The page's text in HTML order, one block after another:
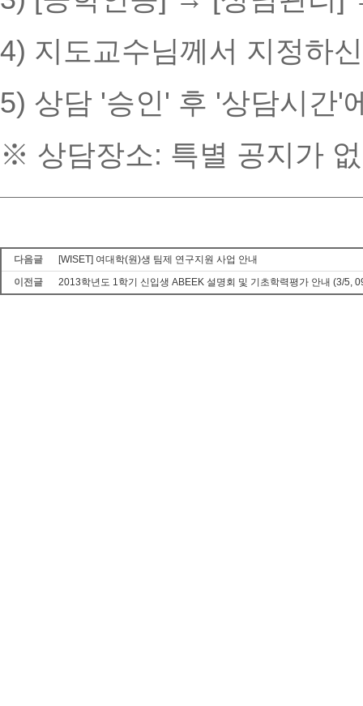
4) 지도교수님께서 지정하
5) 상담 '승인' 후 '상담시간'
※ 상담장소: 특별 공지가
다음글
[WISET] 여대학(원)생 팀제 연구지원 사업 안내
이전글
2013학년도 1학기 신입생 ABEEK 설명회 및 기초학력평가 안내 (3/5,